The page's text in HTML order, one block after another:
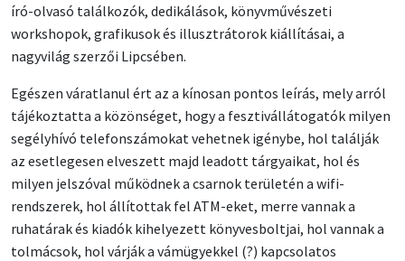
író-olvasó találkozók, dedikálások, könyvművészeti
workshopok, grafikusok és illusztrátorok kiállításai, a
nagyvilág szerzői Lipcsében.
Egészen váratlanul ért az a kínosan pontos leírás, mely arról
tájékoztatta a közönséget, hogy a fesztivállátogatók milyen
segélyhívó telefonszámokat vehetnek igénybe, hol találják
az esetlegesen elveszett majd leadott tárgyaikat, hol és
milyen jelszóval működnek a csarnok területén a wifi-
rendszerek, hol állítottak fel ATM-eket, merre vannak a
ruhatárak és kiadók kihelyezett könyvesboltjai, hol vannak a
tolmácsok, hol várják a vámügyekkel (?) kapcsolatos